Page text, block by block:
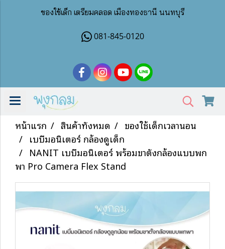
ของใช้เด็ก เตรียมคลอด เมืองทองธานี นนทบุรี
081-845-0120
หน้าแรก สินค้าทั้งหมด
ของใช้เด็กเวลานอน
เบบี้มอนิเตอร์ กล้องดูเด็ก
NANIT เบบี้มอนิเตอร์ พร้อมขาตั้งกล้องแบบพก
พา Pro Camera Flex Stand